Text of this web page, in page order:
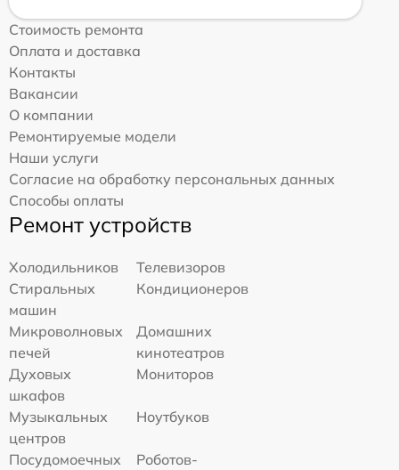
Стоимость ремонта
Оплата и доставка
Контакты
Вакансии
О компании
Ремонтируемые модели
Наши услуги
Согласие на обработку персональных данных
Способы оплаты
Ремонт устройств
Холодильников
Телевизоров
Стиральных
машин
Кондиционеров
Микроволновых
печей
Домашних
кинотеатров
Духовых
шкафов
Мониторов
Музыкальных
центров
Ноутбуков
Посудомоечных
Роботов-